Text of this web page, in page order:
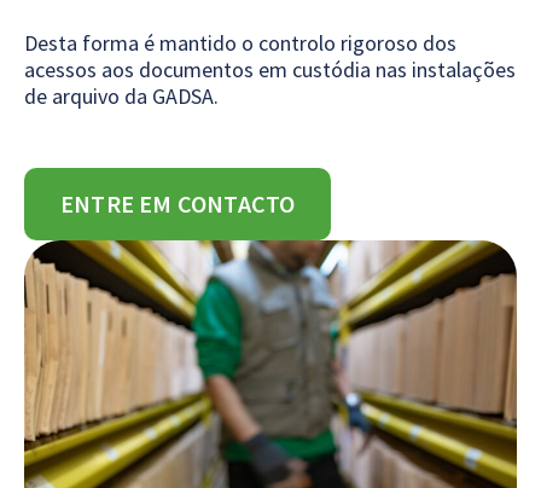
Desta forma é mantido o controlo rigoroso dos
acessos aos documentos em custódia nas instalações
de arquivo da GADSA.
ENTRE EM CONTACTO